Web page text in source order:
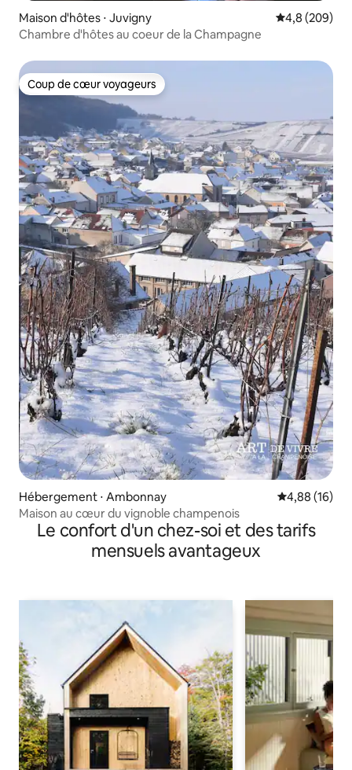
Maison d'hôtes ⋅ Juvigny Évaluation
4,8 (209)
Chambre d'hôtes au coeur de la Champagne
Coup de cœur voyageurs
Coup de cœur voyageurs
Hébergement ⋅ Ambonnay Évaluation
4,88 (16)
Maison au cœur du vignoble champenois
Le confort d'un chez-soi et des tarifs
mensuels avantageux